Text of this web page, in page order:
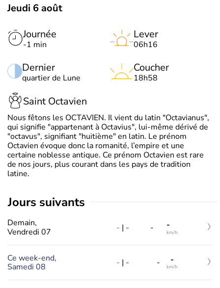
Jeudi 6 août
Journée
-1 min
Dernier
quartier de Lune
Lever
06h16
Coucher
18h58
Saint Octavien
Nous fêtons les OCTAVIEN. Il vient du latin "Octavianus",
qui signifie "appartenant à Octavius", lui-même dérivé de
"octavus", signifiant "huitième" en latin. Le prénom
Octavien évoque donc la romanité, l’empire et une
certaine noblesse antique. Ce prénom Octavien est rare
de nos jours, plus courant dans les pays de tradition
latine.
jours suivants
Demain,
Vendredi 07
- | - - -
km/h
Ce week-end,
Samedi 08
- | - - -
km/h